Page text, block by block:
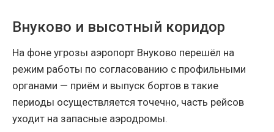
Внуково и высотный коридор
На фоне угрозы аэропорт Внуково перешёл на
режим работы по согласованию с профильными
органами — приём и выпуск бортов в такие
периоды осуществляется точечно, часть рейсов
уходит на запасные аэродромы.